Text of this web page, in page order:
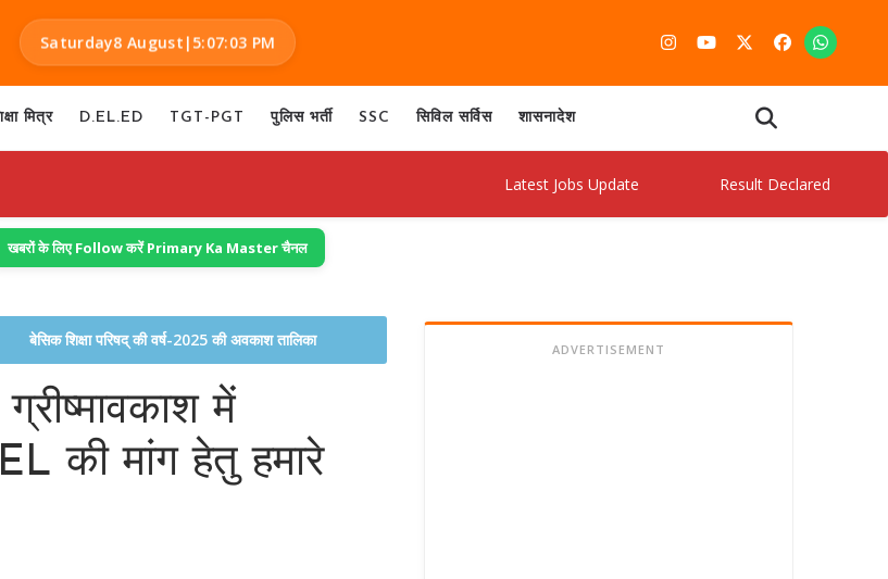
Saturday8 August | 5:07:04 PM
मित्र D.EL.ED TGT-PGT पुलिस भर्ती SSC सिविल सर्विस शासनादेश
Latest Jobs Update Result Declared
खबरों के लिए Follow करें Primary Ka Master चैनल
बेसिक शिक्षा परिषद् की वर्ष-2025 की अवकाश तालिका
में
की मांग हेतु हमारे
ADVERTISEMENT